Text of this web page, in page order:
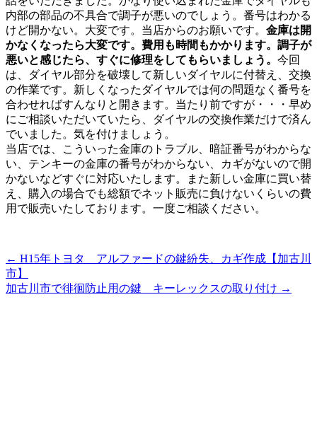
内部の部品の不具合で調子が悪いのでしょう。番号はわかる
けど開かない。大変です。当店からのお願いです。 金庫は開
かなくなったら大変です。費用も時間もかかります。調子が
悪いと感じたら、すぐに修理をしてもらいましょう。 今回
は、ダイヤル部分を破壊して新しいダイヤルに付替え、交換
の作業です。新しくなったダイヤルでは何の問題なく番号を
合わせればすんなりと開きます。当たり前ですが・・・早め
にご相談いただいていたら、ダイヤルの交換作業だけで済ん
でいました。気を付けましょう。
当店では、こういった金庫のトラブル、暗証番号がわからな
い、テンキーの金庫の番号がわからない、カギがないので開
かないなどすぐに対応いたします。また新しい金庫に買い替
え、購入の場合でも総額でネット販売に負けないくらいの費
用で販売いたしております。一度ご相談ください。
← H15年トヨタ アルファードの鍵紛失、カギ作成【加古川
市】
加古川市で徘徊防止用の鍵 キーレックスの取り付け →